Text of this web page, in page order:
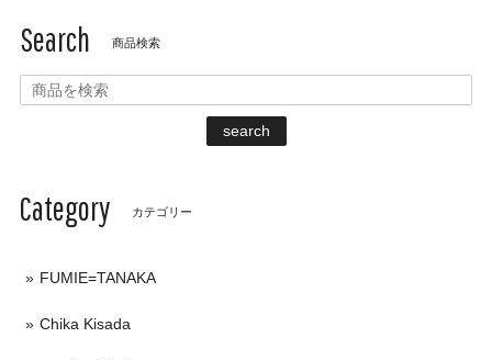
Search 商品検索
search
Category カテゴリー
FUMIE=TANAKA
Chika Kisada